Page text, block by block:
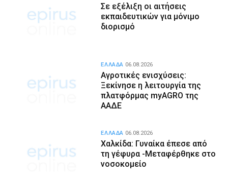
Σε εξέλιξη οι αιτήσεις
εκπαιδευτικών για μόνιμο
διορισμό
Αγροτικές ενισχύσεις:
Ξεκίνησε η λειτουργία της
πλατφόρμας myAGRO της
ΑΑΔΕ
ΕΛΛΑΔΑ 06.08.2026
Χαλκίδα: Γυναίκα έπεσε από
τη γέφυρα -Μεταφέρθηκε στο
νοσοκομείο
ΕΛΛΑΔΑ 06.08.2026